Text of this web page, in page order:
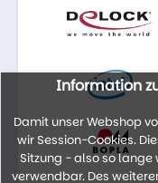
Information
Damit unser Webshop
wir Session-Cookies.
Sitzung - also so
verwendbar. Des